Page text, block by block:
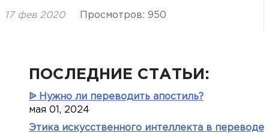
17 фев 2020 Просмотров: 950
ПОСЛЕДНИЕ СТАТЬИ:
ᐉ Нужно ли переводить апостиль?
мая 01, 2024
Этика искусственного интеллекта в переводе